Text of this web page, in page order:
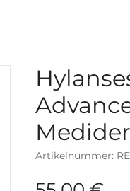
Artikelnummer: